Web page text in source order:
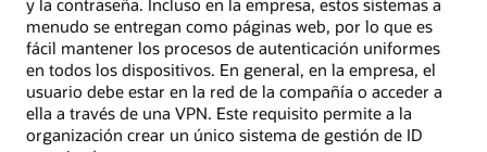
y la contraseña. Incluso en la empresa, estos sistemas a
menudo se entregan como páginas web, por lo que es
fácil mantener los procesos de autenticación uniformes
en todos los dispositivos. En general, en la empresa, el
usuario debe estar en la red de la compañía o acceder a
ella a través de una VPN. Este requisito permite a la
organización crear un único sistema de gestión de ID